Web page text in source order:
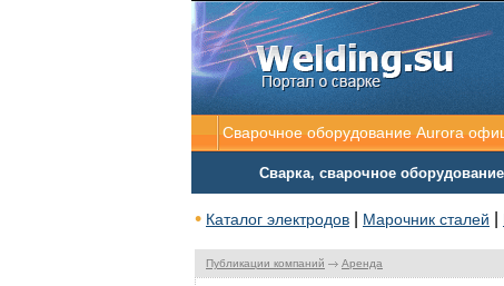
Публикации компаний Аренда
Сварочное оборудование Aurora
Сварка, сварочное
• Каталог электродов Марочник сталей